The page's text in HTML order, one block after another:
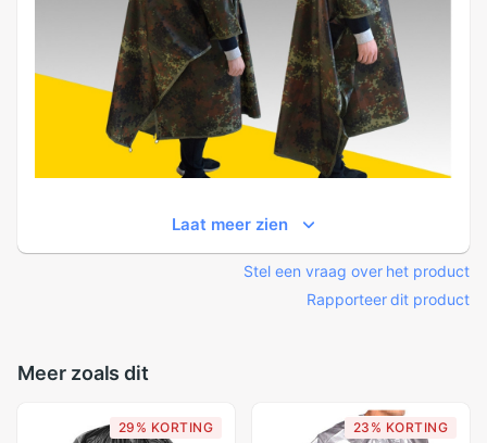
Laat meer zien
Stel een vraag over het product
Rapporteer dit product
Meer zoals dit
29% KORTING 23% KORTING